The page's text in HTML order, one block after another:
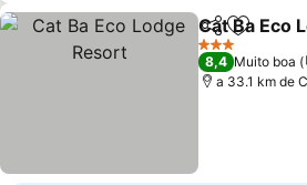
Partilhar
Cat Ba Eco
3 Estrelas
8,4 Muito boa
a 33.1 km de